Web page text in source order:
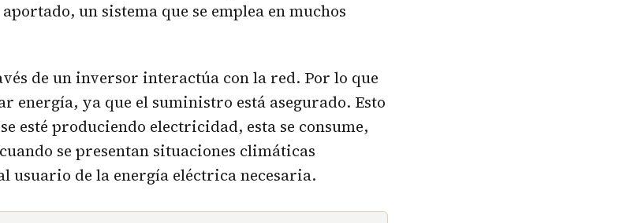
un sistema que se emplea en muchos
de un inversor interactúa con la red. Por lo que
energía, ya que el suministro está asegurado. Esto
esté produciendo electricidad, esta se consume,
se presentan situaciones climáticas
usuario de la energía eléctrica necesaria.